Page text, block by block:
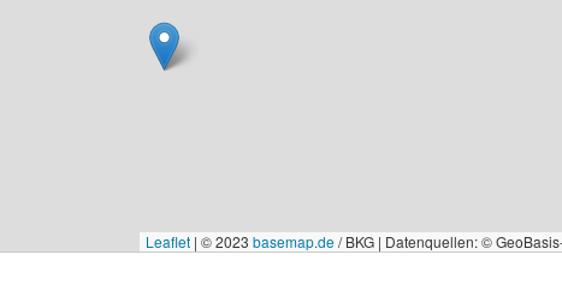
Leaflet | © 2023 basemap.de/ BKG | Datenquellen: ©